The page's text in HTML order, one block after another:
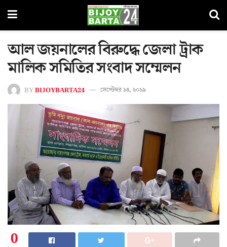
আল জয়নালের বিরুদ্ধে জেলা ট্রাক
মালিক সমিতির সংবাদ সম্মেলন
BYBIJOYBARTA24 সেপ্টেম্বর ১৪, ২০১৯
0